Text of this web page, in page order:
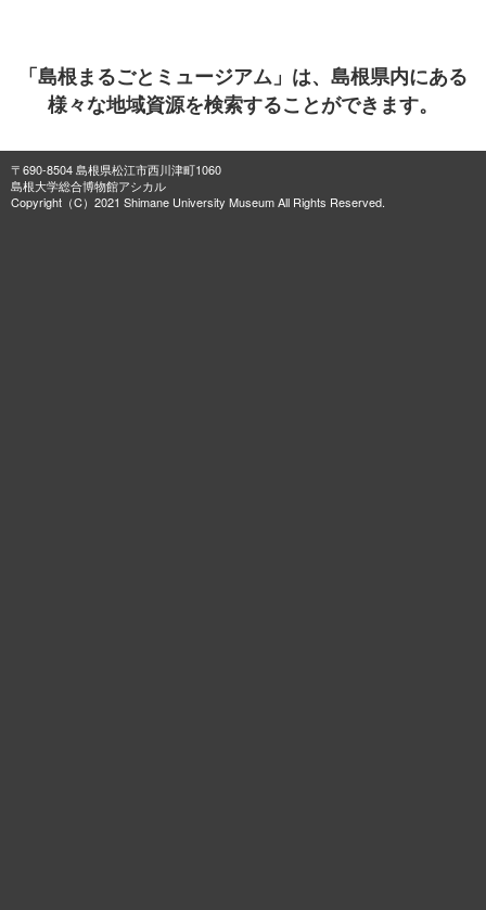
「島根まるごとミュージアム」は、島根県内にある
様々な地域資源を検索することができます。
〒690-8504 島根県松江市西川津町1060
島根大学総合博物館アシカル
Copyright（C）2021 Shimane University Museum All Rights Reserved.